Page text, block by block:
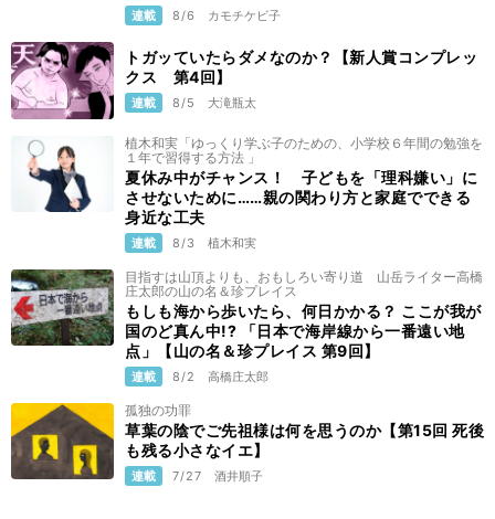
連載 8/6 カモチケビ子
トガッていたらダメなのか？【新人賞コンプレッ
クス 第4回】
連載 8/5 大滝瓶太
植木和実「ゆっくり学ぶ子のための、小学校６年間の勉強を
１年で習得する方法 」
夏休み中がチャンス！ 子どもを「理科嫌い」に
させないために……親の関わり方と家庭でできる
身近な工夫
連載 8/3 植木和実
目指すは山頂よりも、おもしろい寄り道 山岳ライター高橋
庄太郎の山の名＆珍プレイス
もしも海から歩いたら、何日かかる？ ここが我が
国のど真ん中!? 「日本で海岸線から一番遠い地
点」【山の名＆珍プレイス 第9回】
連載 8/2 高橋庄太郎
孤独の功罪
草葉の陰でご先祖様は何を思うのか【第15回 死後
も残る小さなイエ】
連載 7/27 酒井順子